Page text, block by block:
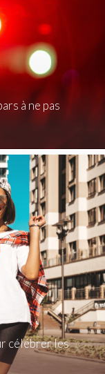
à ne pas
célébrer les